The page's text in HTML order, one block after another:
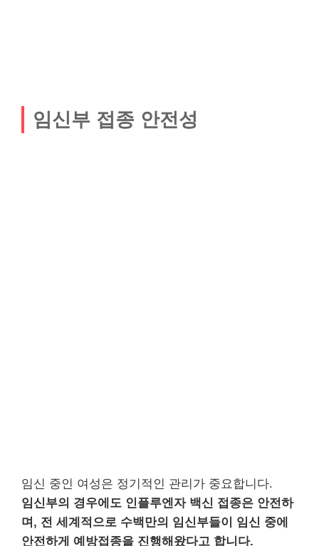
임신부 접종 안전성
임신 중인 여성은 정기적인 관리가 중요합니다.
임신부의 경우에도 인플루엔자 백신 접종은 안전하
며, 전 세계적으로 수백만의 임신부들이 임신 중에
안전하게 예방접종을 진행해왔다고 합니다.